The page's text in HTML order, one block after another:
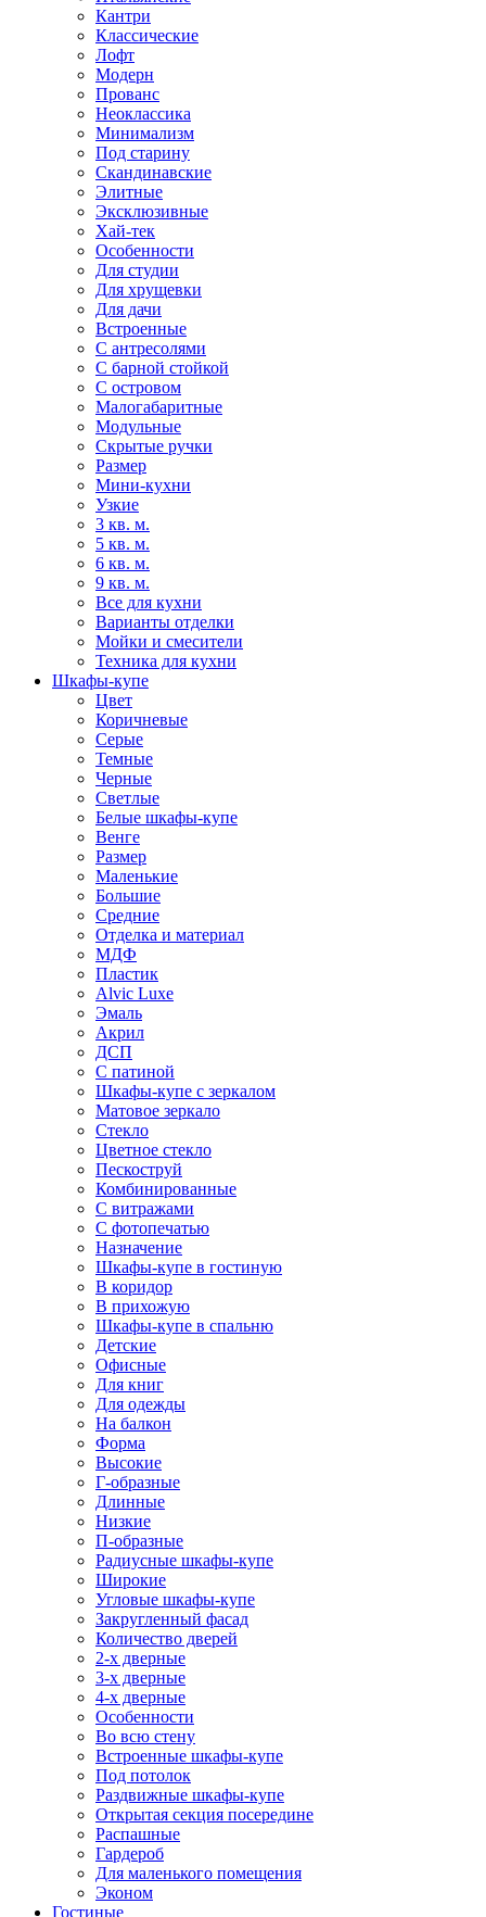
Кантри
Классические
Лофт
Модерн
Прованс
Неоклассика
Минимализм
Под старину
Скандинавские
Элитные
Эксклюзивные
Хай-тек
Особенности
Для студии
Для хрущевки
Для дачи
Встроенные
С антресолями
С барной стойкой
С островом
Малогабаритные
Модульные
Скрытые ручки
Размер
Мини-кухни
Узкие
3 кв. м.
5 кв. м.
6 кв. м.
9 кв. м.
Все для кухни
Варианты отделки
Мойки и смесители
Техника для кухни
Шкафы-купе
Цвет
Коричневые
Серые
Темные
Черные
Светлые
Белые шкафы-купе
Венге
Размер
Маленькие
Большие
Средние
Отделка и материал
МДФ
Пластик
Alvic Luxe
Эмаль
Акрил
ДСП
С патиной
Шкафы-купе с зеркалом
Матовое зеркало
Стекло
Цветное стекло
Пескоструй
Комбинированные
С витражами
С фотопечатью
Назначение
Шкафы-купе в гостиную
В коридор
В прихожую
Шкафы-купе в спальню
Детские
Офисные
Для книг
Для одежды
На балкон
Форма
Высокие
Г-образные
Длинные
Низкие
П-образные
Радиусные шкафы-купе
Широкие
Угловые шкафы-купе
Закругленный фасад
Количество дверей
2-х дверные
3-х дверные
4-х дверные
Особенности
Во всю стену
Встроенные шкафы-купе
Под потолок
Раздвижные шкафы-купе
Открытая секция посередине
Распашные
Гардероб
Для маленького помещения
Эконом
Гостиные